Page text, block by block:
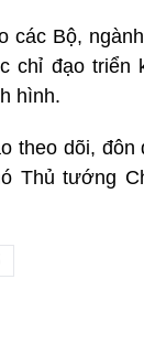
các Bộ,
chỉ đạo triển
hình.
theo dõi, đôn
Thủ tướng